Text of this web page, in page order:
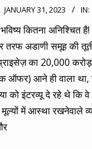
JANUARY 31, 2023 IN:
कितना अनिश्चित है!
तरफ अडाणी समूह की
का 20,000
ऑफर) आने ही वाला था,
को इंटरव्यू दे रहे थे कि
में आस्था रखनेवाले